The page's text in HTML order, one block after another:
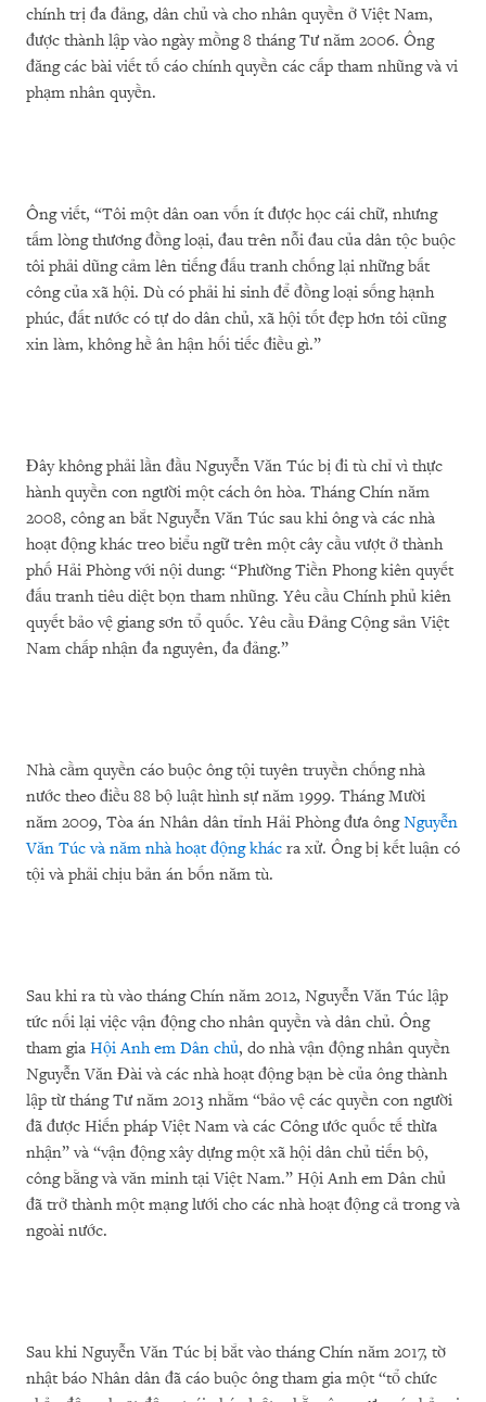
chính trị đa đảng, dân chủ và cho nhân quyền ở Việt Nam,
được thành lập vào ngày mồng 8 tháng Tư năm 2006. Ông
đăng các bài viết tố cáo chính quyền các cấp tham nhũng và vi
phạm nhân quyền.
Ông viết, “Tôi một dân oan vốn ít được học cái chữ, nhưng
tấm lòng thương đồng loại, đau trên nỗi đau của dân tộc buộc
tôi phải dũng cảm lên tiếng đấu tranh chống lại những bất
công của xã hội. Dù có phải hi sinh để đồng loại sống hạnh
phúc, đất nước có tự do dân chủ, xã hội tốt đẹp hơn tôi cũng
xin làm, không hề ân hận hối tiếc điều gì.”
Đây không phải lần đầu Nguyễn Văn Túc bị đi tù chỉ vì thực
hành quyền con người một cách ôn hòa. Tháng Chín năm
2008, công an bắt Nguyễn Văn Túc sau khi ông và các nhà
hoạt động khác treo biểu ngữ trên một cây cầu vượt ở thành
phố Hải Phòng với nội dung: “Phường Tiền Phong kiên quyết
đấu tranh tiêu diệt bọn tham nhũng. Yêu cầu Chính phủ kiên
quyết bảo vệ giang sơn tổ quốc. Yêu cầu Đảng Cộng sản Việt
Nam chấp nhận đa nguyên, đa đảng.”
Nhà cầm quyền cáo buộc ông tội tuyên truyền chống nhà
nước theo điều 88 bộ luật hình sự năm 1999. Tháng Mười
năm 2009, Tòa án Nhân dân tỉnh Hải Phòng đưa ôngNguyễn
Văn Túc và năm nhà hoạt động khác ra xử. Ông bị kết luận có
tội và phải chịu bản án bốn năm tù.
Sau khi ra tù vào tháng Chín năm 2012, Nguyễn Văn Túc lập
tức nối lại việc vận động cho nhân quyền và dân chủ. Ông
tham gia Hội Anh em Dân chủ, do nhà vận động nhân quyền
Nguyễn Văn Đài và các nhà hoạt động bạn bè của ông thành
lập từ tháng Tư năm 2013 nhằm “bảo vệ các quyền con người
đã được Hiến pháp Việt Nam và các Công ước quốc tế thừa
nhận” và “vận động xây dựng một xã hội dân chủ tiến bộ,
công bằng và văn minh tại Việt Nam.” Hội Anh em Dân chủ
đã trở thành một mạng lưới cho các nhà hoạt động cả trong và
ngoài nước.
Sau khi Nguyễn Văn Túc bị bắt vào tháng Chín năm 2017, tờ
nhật báo Nhân dân đã cáo buộc ông tham gia một “tổ chức